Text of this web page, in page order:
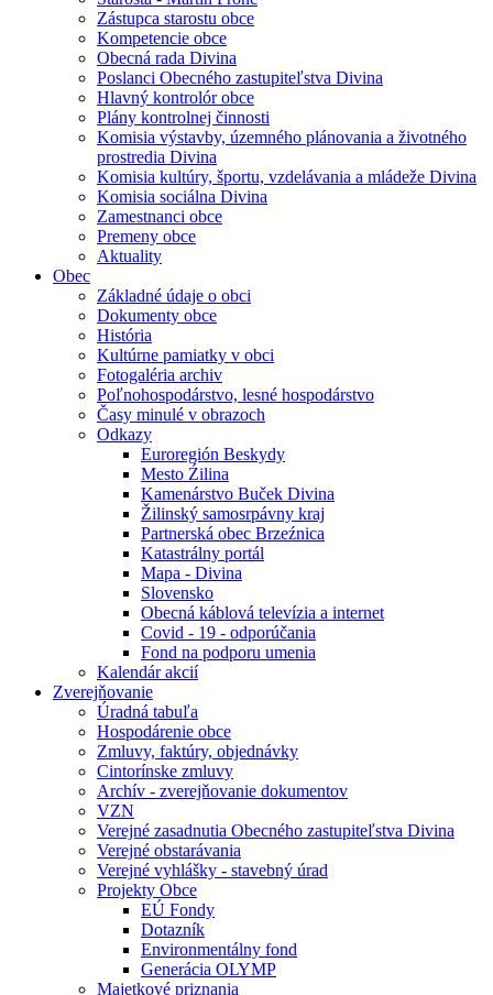
Zástupca starostu obce
Kompetencie obce
Obecná rada Divina
Poslanci Obecného zastupiteľstva Divina
Hlavný kontrolór obce
Plány kontrolnej činnosti
Komisia výstavby, územného plánovania a životného
prostredia Divina
Komisia kultúry, športu, vzdelávania a mládeže Divina
Komisia sociálna Divina
Zamestnanci obce
Premeny obce
Aktuality
Obec
Základné údaje o obci
Dokumenty obce
História
Kultúrne pamiatky v obci
Fotogaléria archiv
Poľnohospodárstvo, lesné hospodárstvo
Časy minulé v obrazoch
Odkazy
Euroregión Beskydy
Mesto Źilina
Kamenárstvo Buček Divina
Žilinský samosrpávny kraj
Partnerská obec Brzeźnica
Katastrálny portál
Mapa - Divina
Slovensko
Obecná káblová televízia a internet
Covid - 19 - odporúčania
Fond na podporu umenia
Kalendár akcií
Zverejňovanie
Úradná tabuľa
Hospodárenie obce
Zmluvy, faktúry, objednávky
Cintorínske zmluvy
Archív - zverejňovanie dokumentov
VZN
Verejné zasadnutia Obecného zastupiteľstva Divina
Verejné obstarávania
Verejné vyhlášky - stavebný úrad
Projekty Obce
EÚ Fondy
Dotazník
Environmentálny fond
Generácia OLYMP
Majetkové priznania